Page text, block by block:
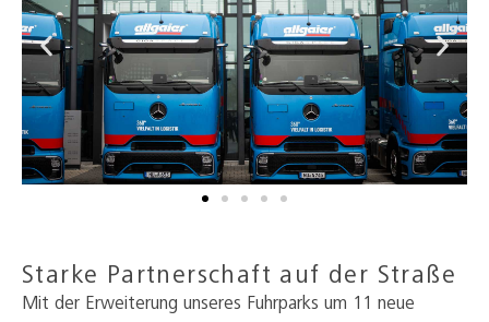
Starke Partnerschaft auf der Straße
Mit der Erweiterung unseres Fuhrparks um 11 neue